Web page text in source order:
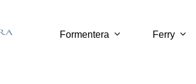
Formentera Ferry